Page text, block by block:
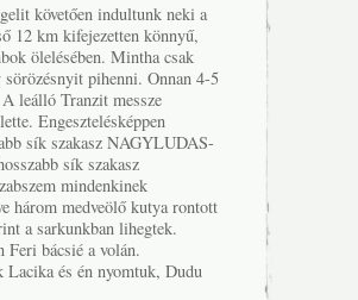
követően indultunk neki a
12 km kifejezetten könnyű,
ölelésében. Mintha csak
pihenni. Onnan 4-5
leálló Tranzit messze
Engesztelésképpen
sík szakasz NAGYLUDAS-
sík szakasz
mindenkinek
három medveölő kutya rontott
a sarkunkban lihegtek.
bácsié a volán.
és én nyomtuk, Dudu